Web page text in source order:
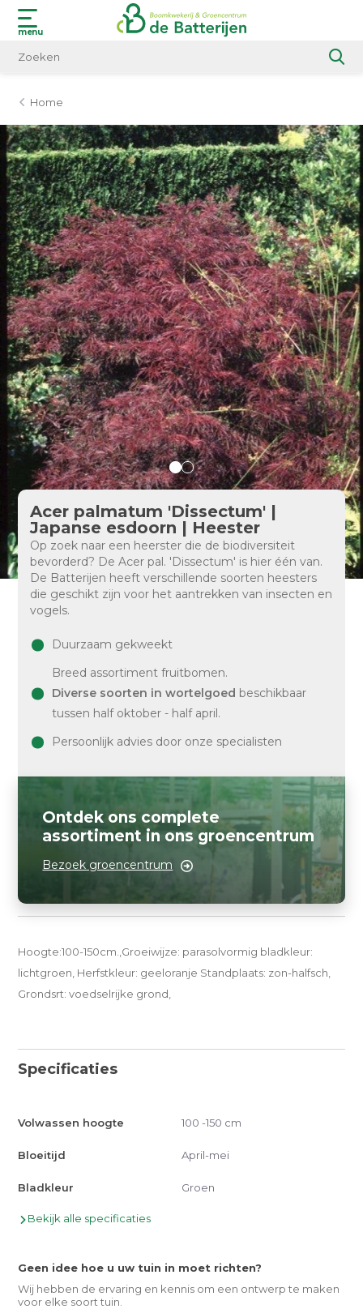
menu
Home
Acer palmatum 'Dissectum' |
Japanse esdoorn | Heester
Op zoek naar een heerster die de biodiversiteit
bevorderd? De Acer pal. 'Dissectum' is hier één van.
De Batterijen heeft verschillende soorten heesters
die geschikt zijn voor het aantrekken van insecten en
vogels.
Duurzaam gekweekt
Breed assortiment fruitbomen.
Diverse soorten in wortelgoed beschikbaar
tussen half oktober - half april.
Persoonlijk advies door onze specialisten
Ontdek ons complete
assortiment in ons groencentrum
Bezoek groencentrum
Hoogte:100-150cm.,Groeiwijze: parasolvormig bladkleur:
lichtgroen, Herfstkleur: geeloranje Standplaats: zon-halfsch,
Grondsrt: voedselrijke grond,
Specificaties
Volwassen hoogte 100 -150 cm
Bloeitijd April-mei
Bladkleur Groen
Bekijk alle specificaties
Geen idee hoe u uw tuin in moet richten?
Wij hebben de ervaring en kennis om een ontwerp te maken
voor elke soort tuin.